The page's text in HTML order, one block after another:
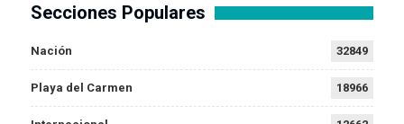
Secciones Populares
Nación 32849
Playa del Carmen 18966